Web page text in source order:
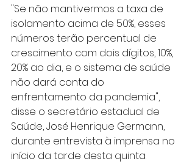
"Se não mantivermos a taxa de
isolamento acima de 50%, esses
números terão percentual de
crescimento com dois dígitos, 10%,
20% ao dia, e o sistema de saúde
não dará conta do
enfrentamento da pandemia",
disse o secretário estadual de
Saúde, José Henrique Germann,
durante entrevista à imprensa no
início da tarde desta quinta.